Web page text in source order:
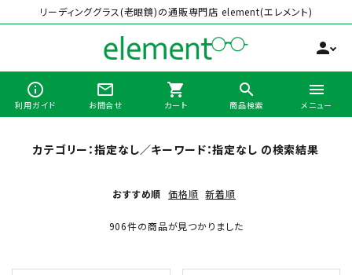
リーディンググラス(老眼鏡)の通販専門店 element(エレメント)
person
info_outline
利用ガイド
mail_outline
お問合せ
shopping_cart
カート
search
商品検索
menu
メニュー
search
全商品から選ぶ
カテゴリー：指定なし／キーワード：指定なし の検索結果
おすすめ順 価格順 新着順
906件の商品が見つかりました